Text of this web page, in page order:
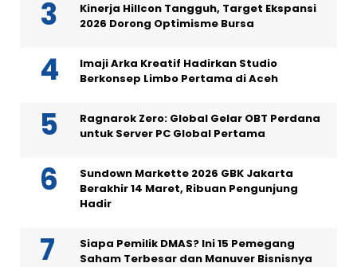
Kinerja Hillcon Tangguh, Target Ekspansi
2026 Dorong Optimisme Bursa
Imaji Arka Kreatif Hadirkan Studio
Berkonsep Limbo Pertama di Aceh
Ragnarok Zero: Global Gelar OBT Perdana
untuk Server PC Global Pertama
Sundown Markette 2026 GBK Jakarta
Berakhir 14 Maret, Ribuan Pengunjung
Hadir
Siapa Pemilik DMAS? Ini 15 Pemegang
Saham Terbesar dan Manuver Bisnisnya